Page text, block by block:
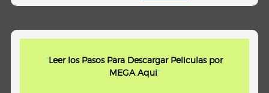
"Leer los Pasos Para Descargar Peliculas por
MEGA Aqui"